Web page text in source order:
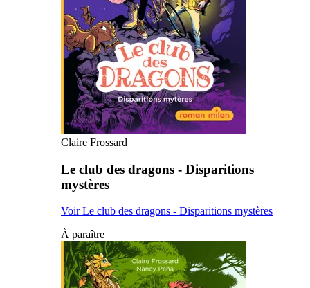
Claire Frossard
Le club des dragons - Disparitions
mystères
Voir Le club des dragons - Disparitions mystères
À paraître